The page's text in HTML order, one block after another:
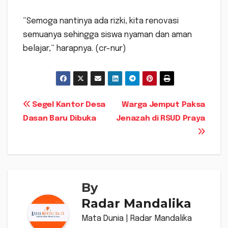
“Semoga nantinya ada rizki, kita renovasi
semuanya sehingga siswa nyaman dan aman
belajar,” harapnya. (cr-nur)
Navigasi
Warga Jemput Paksa
Jenazah di RSUD Praya
Segel Kantor Desa
Dasan Baru Dibuka
By
Radar Mandalika
Mata Dunia | Radar Mandalika